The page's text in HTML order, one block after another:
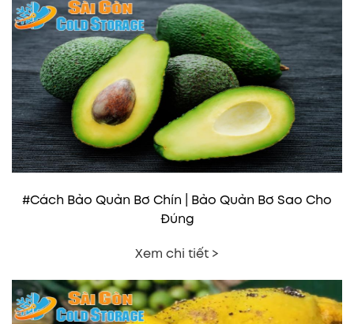
#Cách Bảo Quản Bơ Chín | Bảo Quản Bơ Sao Cho
Đúng
Xem chi tiết >